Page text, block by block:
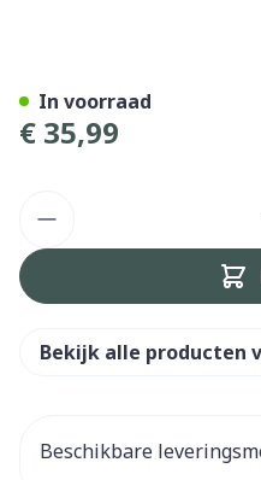
€ 35,99
In voorraad
Bekijk alle producten
Beschikbare